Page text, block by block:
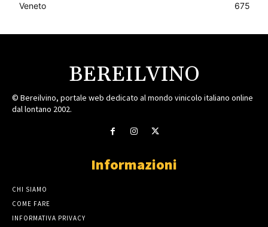
Veneto
675
BEREILVINO
© Bereilvino, portale web dedicato al mondo vinicolo italiano online
dal lontano 2002.
Informazioni
CHI SIAMO
COME FARE
INFORMATIVA PRIVACY